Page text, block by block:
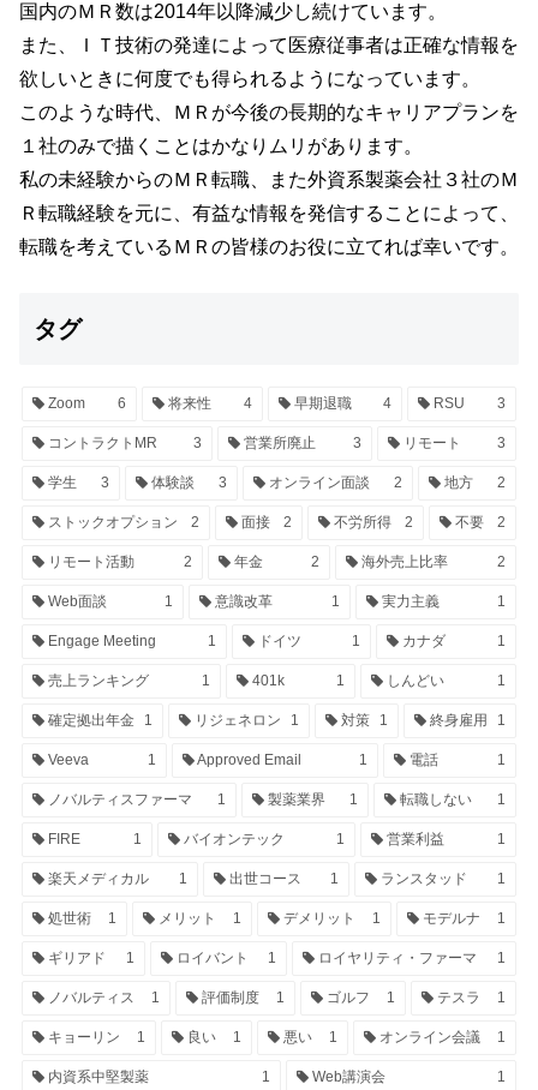
国内のＭＲ数は2014年以降減少し続けています。
また、ＩＴ技術の発達によって医療従事者は正確な情報を
欲しいときに何度でも得られるようになっています。
このような時代、ＭＲが今後の長期的なキャリアプランを
１社のみで描くことはかなりムリがあります。
私の未経験からのＭＲ転職、また外資系製薬会社３社のＭ
Ｒ転職経験を元に、有益な情報を発信することによって、
転職を考えているＭＲの皆様のお役に立てれば幸いです。
タグ
Zoom 6 将来性 4 早期退職 4 RSU 3
コントラクトMR 3 営業所廃止 3 リモート 3
学生 3 体験談 3 オンライン面談 2 地方 2
ストックオプション 2 面接 2 不労所得 2 不要 2
リモート活動 2 年金 2 海外売上比率 2
Web面談 1 意識改革 1 実力主義 1
Engage Meeting 1 ドイツ 1 カナダ 1
売上ランキング 1 401k 1 しんどい 1
確定拠出年金 1 リジェネロン 1 対策 1 終身雇用 1
Veeva 1 Approved Email 1 電話 1
ノバルティスファーマ 1 製薬業界 1 転職しない 1
FIRE 1 バイオンテック 1 営業利益 1
楽天メディカル 1 出世コース 1 ランスタッド 1
処世術 1 メリット 1 デメリット 1 モデルナ 1
ギリアド 1 ロイバント 1 ロイヤリティ・ファーマ 1
ノバルティス 1 評価制度 1 ゴルフ 1 テスラ 1
キョーリン 1 良い 1 悪い 1 オンライン会議 1
内資系中堅製薬 1 Web講演会 1